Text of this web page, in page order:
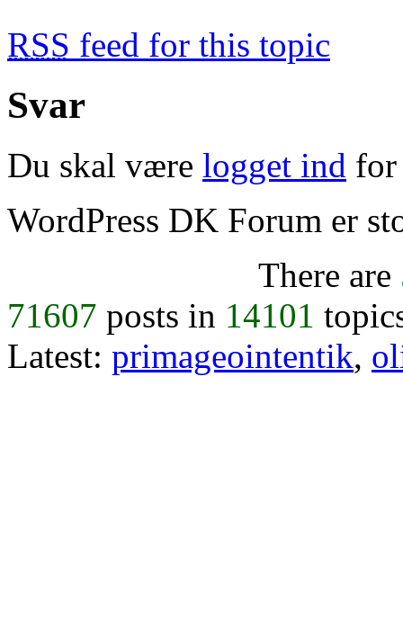
RSS feed for this topic
Svar
Du skal være logget ind for
WordPress DK Forum er
There are
71607 posts in 14101
Latest: primageointentik,